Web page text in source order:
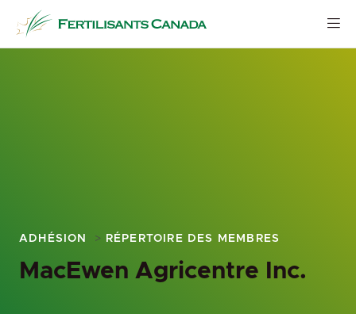
contenu
ADHÉSION RÉPERTOIRE DES MEMBRES
MacEwen Agricentre Inc.